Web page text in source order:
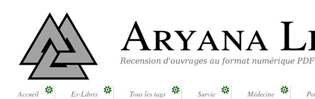
Aryana
Recension d'ouvrages au format numérique PDF
Accueil Ex-Libris Tous les tags Survie Médecine